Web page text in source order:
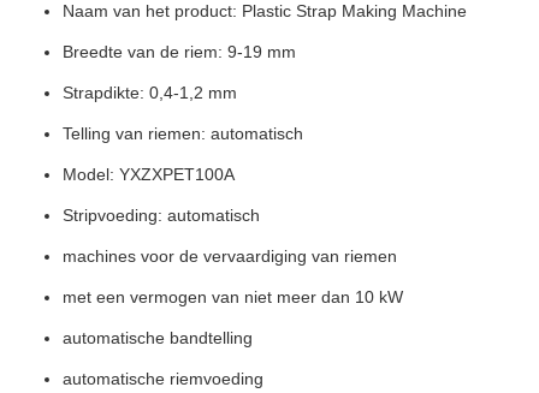
Naam van het product: Plastic Strap Making Machine
Breedte van de riem: 9-19 mm
Strapdikte: 0,4-1,2 mm
Telling van riemen: automatisch
Model: YXZXPET100A
Stripvoeding: automatisch
machines voor de vervaardiging van riemen
met een vermogen van niet meer dan 10 kW
automatische bandtelling
automatische riemvoeding